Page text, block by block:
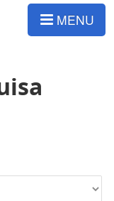
MENU